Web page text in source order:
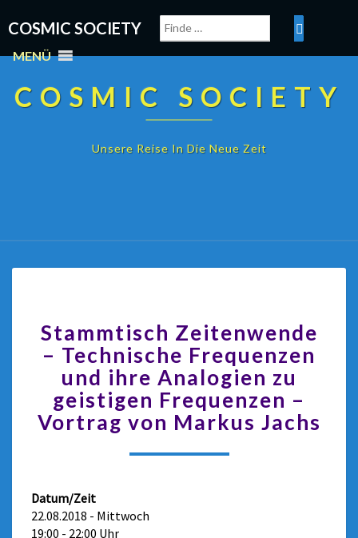
COSMIC SOCIETY
MENÜ
COSMIC SOCIETY
Unsere Reise In Die Neue Zeit
Stammtisch Zeitenwende
– Technische Frequenzen
und ihre Analogien zu
geistigen Frequenzen –
Vortrag von Markus Jachs
Datum/Zeit
22.08.2018 - Mittwoch
19:00 - 22:00 Uhr